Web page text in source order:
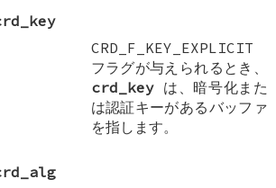
CRD_F_KEY_EXPLICIT
フラグが与えられるとき、
crd_keyは、暗号化また
は認証キーがあるバッファ
を指します。